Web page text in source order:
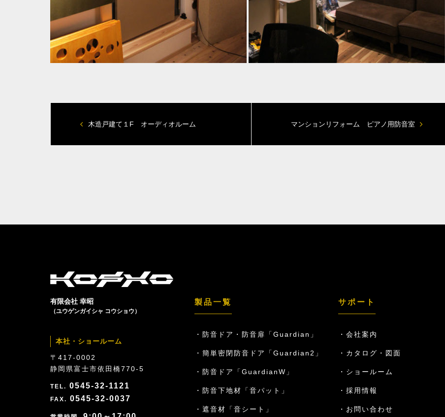
木造戸建て１F オーディオルーム マンションリフォーム ピアノ用防音室
有限会社 幸昭
（ユウゲンガイシャ コウショウ）
本社・ショールーム
〒417-0002
静岡県富士市依田橋770-5
0545-32-1121
0545-32-0037
製品一覧
防音ドア・防音扉「Guardian」
簡単密閉防音ドア「Guardian2」
防音ドア「GuardianW」
防音下地材「音パット」
遮音材「音シート」
サポート
会社案内
カタログ・図面
ショールーム
採用情報
お問い合わせ